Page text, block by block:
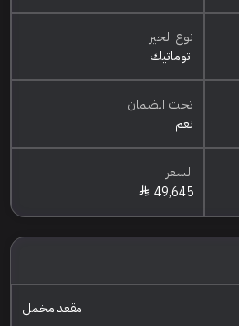
نوع الجير
اتوماتيك
تحت الضمان
نعم
السعر
49,645
مقعد مخمل